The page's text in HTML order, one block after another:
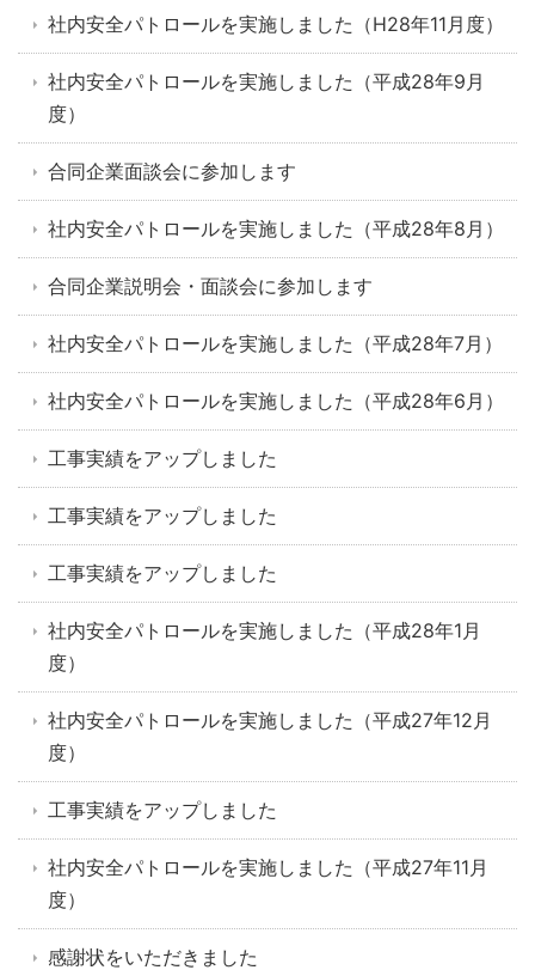
社内安全パトロールを実施しました（H28年11月度）
社内安全パトロールを実施しました（平成28年9月
度）
合同企業面談会に参加します
社内安全パトロールを実施しました（平成28年8月）
合同企業説明会・面談会に参加します
社内安全パトロールを実施しました（平成28年7月）
社内安全パトロールを実施しました（平成28年6月）
工事実績をアップしました
工事実績をアップしました
工事実績をアップしました
社内安全パトロールを実施しました（平成28年1月
度）
社内安全パトロールを実施しました（平成27年12月
度）
工事実績をアップしました
社内安全パトロールを実施しました（平成27年11月
度）
感謝状をいただきました